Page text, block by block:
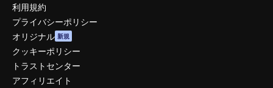
利用規約
プライバシーポリシー
オリジナル 新規
クッキーポリシー
トラストセンター
アフィリエイト